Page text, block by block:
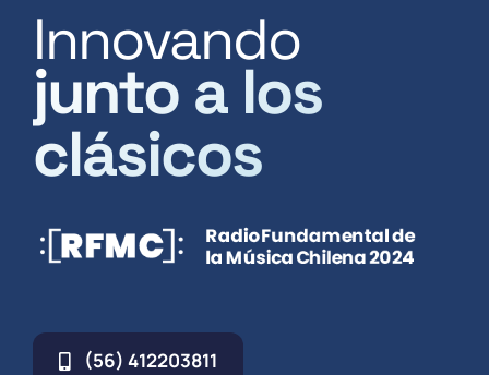
Innovando
junto a los
clásicos
(56) 412203811